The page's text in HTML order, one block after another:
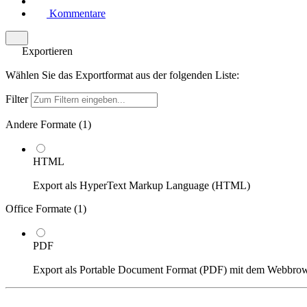
Kommentare
Exportieren
Wählen Sie das Exportformat aus der folgenden Liste:
Filter
Andere Formate (1)
HTML
Export als HyperText Markup Language (HTML)
Office Formate (1)
PDF
Export als Portable Document Format (PDF) mit dem